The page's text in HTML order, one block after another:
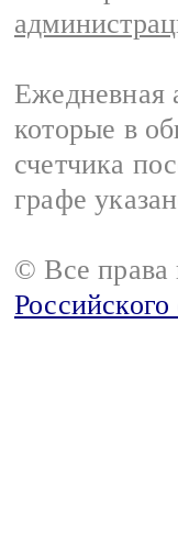
Ежедневная
которые в
счетчика
графе
© Все права